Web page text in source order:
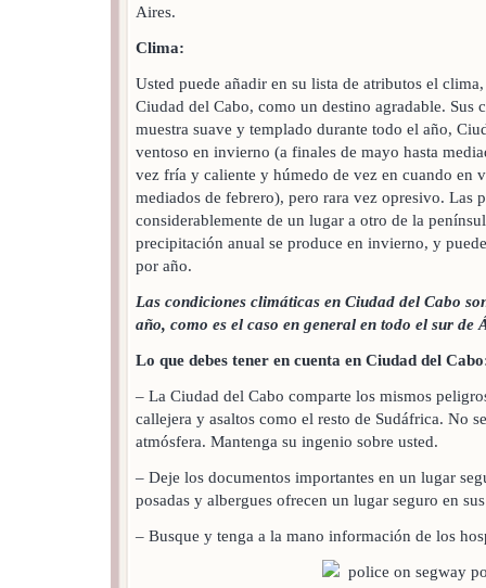
Aires.
Clima:
Usted puede añadir en su lista de atributos el
Ciudad del Cabo, como un destino agradable. Sus
muestra suave y templado durante todo el año,
ventoso en invierno (a finales de mayo hasta
vez fría y caliente y húmedo de vez en cuando en
mediados de febrero), pero rara vez opresivo. Las
considerablemente de un lugar a otro de la
precipitación anual se produce en invierno, y
por año.
Las condiciones climáticas en Ciudad del Cabo
año, como es el caso en general en todo el sur de
Lo que debes tener en cuenta en Ciudad del
– La Ciudad del Cabo comparte los mismos
callejera y asaltos como el resto de Sudáfrica. No
atmósfera. Mantenga su ingenio sobre usted.
– Deje los documentos importantes en un lugar
posadas y albergues ofrecen un lugar seguro en
– Busque y tenga a la mano información de los